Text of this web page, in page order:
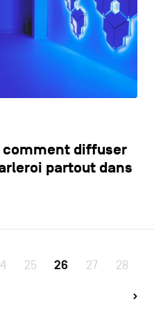
comment diffuser
partout dans
25 26 27 28